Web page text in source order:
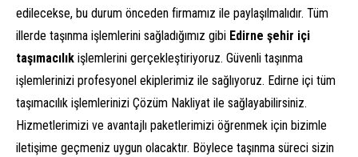
edilecekse, bu durum önceden firmamız ile paylaşılmalıdır. Tüm
illerde taşınma işlemlerini sağladığımız gibi Edirne şehir içi
taşımacılık işlemlerini gerçekleştiriyoruz. Güvenli taşınma
işlemlerinizi profesyonel ekiplerimiz ile sağlıyoruz. Edirne içi tüm
taşımacılık işlemlerinizi Çözüm Nakliyat ile sağlayabilirsiniz.
Hizmetlerimizi ve avantajlı paketlerimizi öğrenmek için bizimle
iletişime geçmeniz uygun olacaktır. Böylece taşınma süreci sizin